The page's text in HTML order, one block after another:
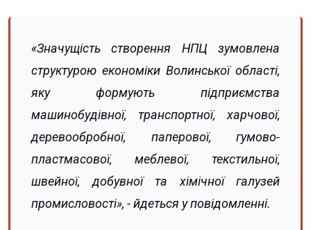
«Значущість створення НПЦ зумовлена
структурою економіки Волинської області,
яку формують підприємства
машинобудівної, транспортної, харчової,
деревообробної, паперової, гумово-
пластмасової, меблевої, текстильної,
швейної, добувної та хімічної галузей
промисловості», - йдеться у повідомленні.